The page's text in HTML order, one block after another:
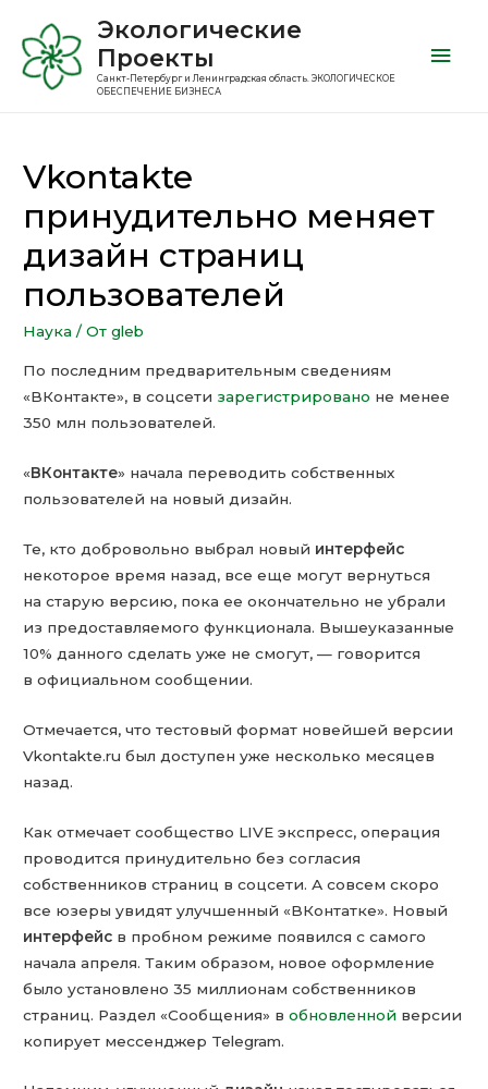
Экологические
Проекты
Санкт-Петербург и Ленинградская область. ЭКОЛОГИЧЕСКОЕ
ОБЕСПЕЧЕНИЕ БИЗНЕСА
Vkontakte
принудительно меняет
дизайн страниц
пользователей
Наука / От gleb
По последним предварительным сведениям
«ВКонтакте», в соцсети зарегистрировано не менее
350 млн пользователей.
«ВКонтакте» начала переводить собственных
пользователей на новый дизайн.
Те, кто добровольно выбрал новый интерфейс
некоторое время назад, все еще могут вернуться
на старую версию, пока ее окончательно не убрали
из предоставляемого функционала. Вышеуказанные
10% данного сделать уже не смогут, — говорится
в официальном сообщении.
Отмечается, что тестовый формат новейшей версии
Vkontakte.ru был доступен уже несколько месяцев
назад.
Как отмечает сообщество LIVE экспресс, операция
проводится принудительно без согласия
собственников страниц в соцсети. А совсем скоро
все юзеры увидят улучшенный «ВКонтатке». Новый
интерфейс в пробном режиме появился с самого
начала апреля. Таким образом, новое оформление
было установлено 35 миллионам собственников
страниц. Раздел «Сообщения» вобновленной версии
копирует мессенджер Telegram.